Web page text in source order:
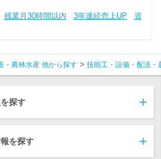
残業月30時間以内 3年連続売上UP
資
・農林水産 他から探す 技能工・設備・配送・
探す
を探す